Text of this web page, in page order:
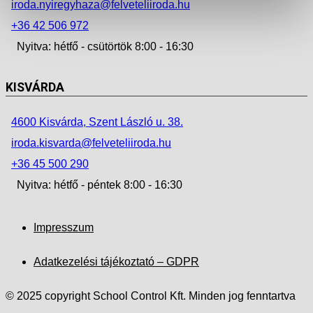
iroda.nyiregyhaza@felveteliiroda.hu
+36 42 506 972
Nyitva: hétfő - csütörtök 8:00 - 16:30
KISVÁRDA
4600 Kisvárda, Szent László u. 38.
iroda.kisvarda@felveteliiroda.hu
+36 45 500 290
Nyitva: hétfő - péntek 8:00 - 16:30
Impresszum
Adatkezelési tájékoztató – GDPR
© 2025 copyright School Control Kft. Minden jog fenntartva